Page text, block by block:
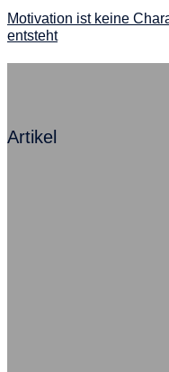
Motivation ist keine
entsteht
Artikel